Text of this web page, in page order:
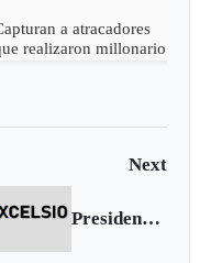
a atracadores
realizaron millonario
Next
Presidente Santos: estamos aplicando receta contra la ‘enfermedad holandesa’